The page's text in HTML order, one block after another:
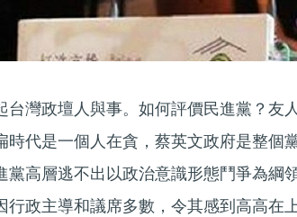
台灣政壇人與事。如何評價民進黨？友
時代是一個人在貪，蔡英文政府是整個
黨高層逃不出以政治意識形態鬥爭為綱
行政主導和議席多數，令其感到高高在